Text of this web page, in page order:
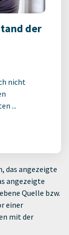
der
nicht
...
das angezeigte
angezeigte
Quelle bzw.
einer
mit der